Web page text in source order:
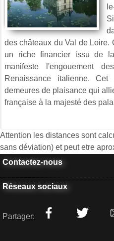
des châteaux du Val de Loire.
un riche financier issu de
manifeste l'engouement
Renaissance italienne.
demeures de plaisance qui
française à la majesté des
Attention les distances sont
sans déviation) et peut etre
Contactez-nous
Réseaux sociaux
Partager: